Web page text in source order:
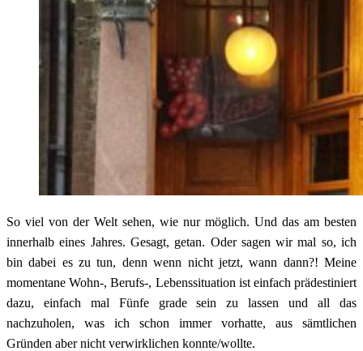
So viel von der Welt sehen, wie nur möglich. Und das am besten
innerhalb eines Jahres. Gesagt, getan. Oder sagen wir mal so, ich
bin dabei es zu tun, denn wenn nicht jetzt, wann dann?! Meine
momentane Wohn-, Berufs-, Lebenssituation ist einfach prädestiniert
dazu, einfach mal Fünfe grade sein zu lassen und all das
nachzuholen, was ich schon immer vorhatte, aus sämtlichen
Gründen aber nicht verwirklichen konnte/wollte.